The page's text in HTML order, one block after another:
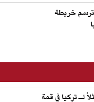
خريطة
لـ تركيا في قمة